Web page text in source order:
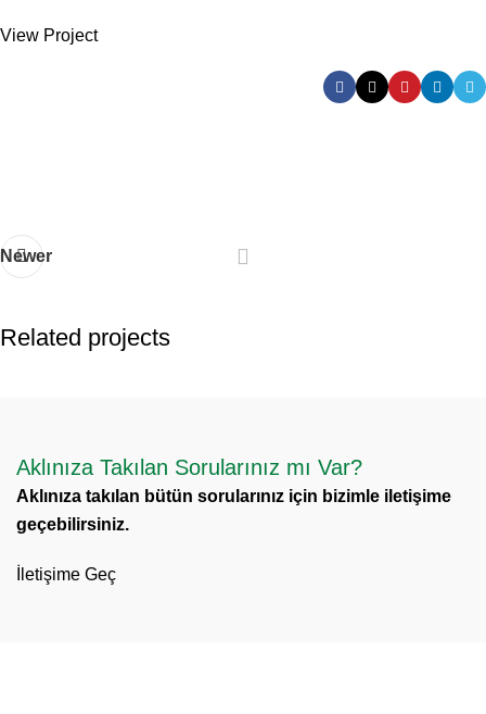
View Project
Newer
Related projects
Imperdiet mauris a nontin
Aklınıza Takılan Sorularınız mı Var?
Aklınıza takılan bütün sorularınız için bizimle iletişime
geçebilirsiniz.
İletişime Geç